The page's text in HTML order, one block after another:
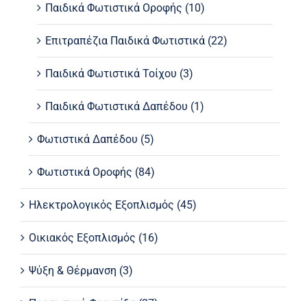
Παιδικά Φωτιστικά Οροφής (10)
Επιτραπέζια Παιδικά Φωτιστικά (22)
Παιδικά Φωτιστικά Τοίχου (3)
Παιδικά Φωτιστικά Δαπέδου (1)
Φωτιστικά Δαπέδου (5)
Φωτιστικά Οροφής (84)
Ηλεκτρολογικός Εξοπλισμός (45)
Οικιακός Εξοπλισμός (16)
Ψύξη & Θέρμανση (3)